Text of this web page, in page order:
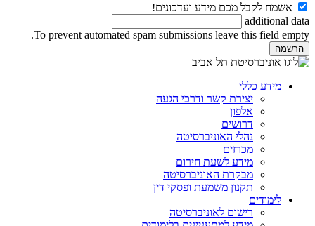
אשמח לקבל מכם מידע ועדכונים!
additional data
To prevent automated spam submissions leave this field empty.
מידע כללי
יצירת קשר ודרכי הגעה
אלפון
דרושים
נהלי האוניברסיטה
מכרזים
מידע לשעת חירום
מבקרת האוניברסיטה
תקנון משמעת ופסקי דין
לימודים
רישום לאוניברסיטה